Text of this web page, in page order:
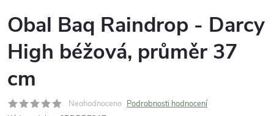
Obal Baq Raindrop - Darcy
High béžová, průměr 37
cm
Neohodnoceno Podrobnosti hodnocení